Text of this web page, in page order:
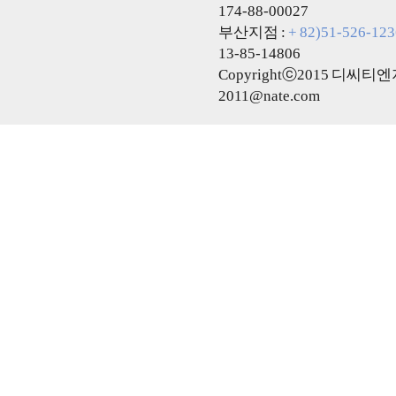
174-88-00027
부산지점 : + 82)51-526-
13-85-14806
Copyrightⓒ2015 디씨티엔
2011@nate.com